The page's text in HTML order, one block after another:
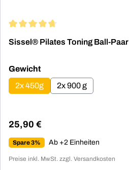
Sissel® Pilates Toning Ball-Paar
Gewichtauswählen
2x 450g
2x 900 g
Regulärer Preis:
25,90 €
Spare 3% Ab +2 Einheiten
Preise inkl. MwSt. zzgl. Versandkosten